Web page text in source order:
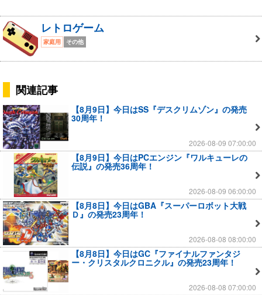
レトロゲーム
家庭用 その他
関連記事
【8月9日】今日はSS『デスクリムゾン』の発売
30周年！
2026-08-09 07:00:00
【8月9日】今日はPCエンジン『ワルキューレの
伝説』の発売36周年！
2026-08-09 06:00:00
【8月8日】今日はGBA『スーパーロボット大戦
Ｄ』の発売23周年！
2026-08-08 08:00:00
【8月8日】今日はGC『ファイナルファンタジ
ー・クリスタルクロニクル』の発売23周年！
2026-08-08 07:00:00